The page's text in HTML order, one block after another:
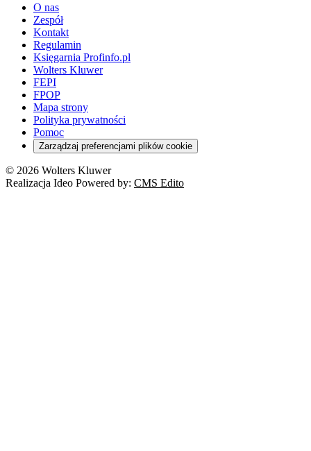
O nas
Zespół
Kontakt
Regulamin
Księgarnia Profinfo.pl
Wolters Kluwer
FEPI
FPOP
Mapa strony
Polityka prywatności
Pomoc
Zarządzaj preferencjami plików cookie
© 2026 Wolters Kluwer
Realizacja Ideo Powered by: CMS Edito